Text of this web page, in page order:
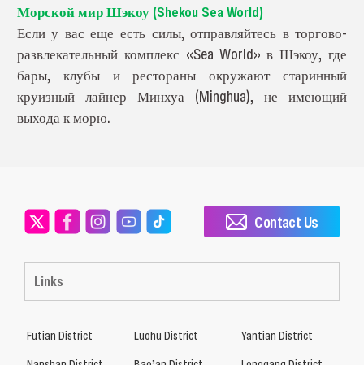
Морской мир Шэкоу (Shekou Sea World)
Если у вас еще есть силы, отправляйтесь в торгово-
развлекательный комплекс «Sea World» в Шэкоу, где
бары, клубы и рестораны окружают старинный
круизный лайнер Минхуа (Minghua), не имеющий
выхода к морю.
Links
Contact Us
Futian District Luohu District
Yantian District